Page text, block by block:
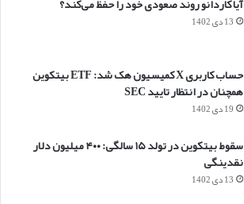
13 دی 1402
حساب کاربری X کمیسیون هک شد: ETF بیتکوین
همچنان در انتظار تایید SEC
19 دی 1402
سقوط بیتکوین در تولد ۱۵ سالگی: ۴۰۰ میلیون دلار
نقدینگی
13 دی 1402